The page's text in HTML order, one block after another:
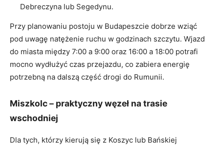
Debreczyna lub Segedynu.
Przy planowaniu postoju w Budapeszcie dobrze wziąć
pod uwagę natężenie ruchu w godzinach szczytu. Wjazd
do miasta między 7:00 a 9:00 oraz 16:00 a 18:00 potrafi
mocno wydłużyć czas przejazdu, co zabiera energię
potrzebną na dalszą część drogi do Rumunii.
Miszkolc – praktyczny węzeł na trasie
wschodniej
Dla tych, którzy kierują się z Koszyc lub Bańskiej